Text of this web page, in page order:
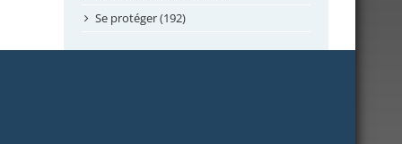
septembre 2023
Se protéger (192)